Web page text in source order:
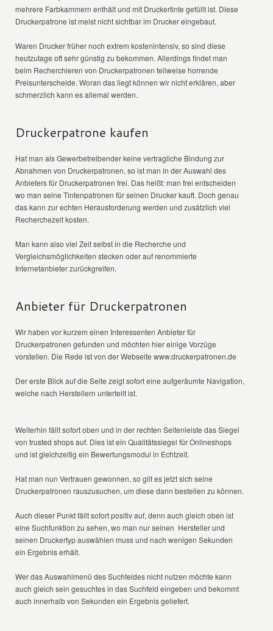
mehrere Farbkammern enthält und mit Druckertinte gefüllt ist. Diese
Druckerpatrone ist meist nicht sichtbar im Drucker eingebaut.
Waren Drucker früher noch extrem kostenintensiv, so sind diese
heutzutage oft sehr günstig zu bekommen. Allerdings findet man
beim Recherchieren von Druckerpatronen teilweise horrende
Preisunterscheide. Woran das liegt können wir nicht erklären, aber
schmerzlich kann es allemal werden.
Druckerpatrone kaufen
Hat man als Gewerbetreibender keine vertragliche Bindung zur
Abnahmen von Druckerpatronen, so ist man in der Auswahl des
Anbieters für Druckerpatronen frei. Das heißt: man frei entscheiden
wo man seine Tintenpatronen für seinen Drucker kauft. Doch genau
das kann zur echten Herausforderung werden und zusätzlich viel
Recherchezeit kosten.
Man kann also viel Zeit selbst in die Recherche und
Vergleichsmöglichkeiten stecken oder auf renommierte
Internetanbieter zurückgreifen.
Anbieter für Druckerpatronen
Wir haben vor kurzem einen Interessenten Anbieter für
Druckerpatronen gefunden und möchten hier einige Vorzüge
vorstellen. Die Rede ist von der Webseite www.druckerpatronen.de
Der erste Blick auf die Seite zeigt sofort eine aufgeräumte Navigation,
welche nach Herstellern unterteilt ist.
Weiterhin fällt sofort oben und in der rechten Seitenleiste das Siegel
von trusted shops auf. Dies ist ein Qualitätssiegel für Onlineshops
und ist gleichzeitig ein Bewertungsmodul in Echtzeit.
Hat man nun Vertrauen gewonnen, so gilt es jetzt sich seine
Druckerpatronen rauszusuchen, um diese dann bestellen zu können.
Auch dieser Punkt fällt sofort positiv auf, denn auch gleich oben ist
eine Suchfunktion zu sehen, wo man nur seinen Hersteller und
seinen Druckertyp auswählen muss und nach wenigen Sekunden
ein Ergebnis erhält.
Wer das Auswahlmenü des Suchfeldes nicht nutzen möchte kann
auch gleich sein gesuchtes in das Suchfeld eingeben und bekommt
auch innerhalb von Sekunden ein Ergebnis geliefert.